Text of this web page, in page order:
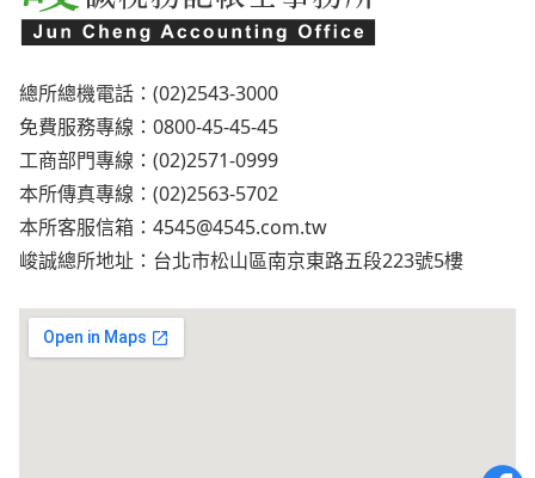
總所總機電話：(02)2543-3000
免費服務專線：0800-45-45-45
工商部門專線：(02)2571-0999
本所傳真專線：(02)2563-5702
本所客服信箱： 4545@4545.com.tw
峻誠總所地址：台北市松山區南京東路五段223號5樓